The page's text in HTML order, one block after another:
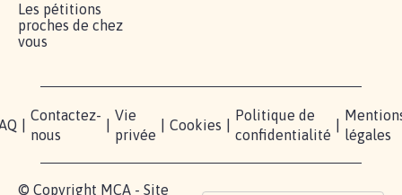
Les pétitions
proches de chez
vous
Contactez-
nous
Vie
privée
Cookies
Politique de
confidentialité
légales
© Copyright MCA - Site